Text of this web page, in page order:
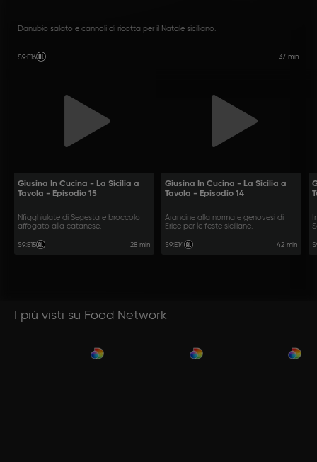
Danubio salato e cannoli di ricotta per il Natale siciliano.
S9:E16 37 min
Giusina In Cucina - La Sicilia a
Tavola - Episodio 15
Nfigghiulate di Segesta e broccolo
affogato alla catanese.
S9:E15 28 min
Giusina In Cucina - La Sicilia a
Tavola - Episodio 14
Arancine alla norma e genovesi di
Erice per le feste siciliane.
S9:E14 42 min
I più visti su Food Network